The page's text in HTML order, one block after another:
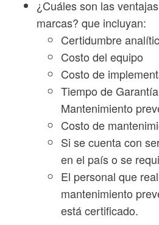
¿Cuáles son las
marcas? que incluyan:
Certidumbre
Costo del equipo
Costo de
Tiempo de
Mantenimiento
Costo de
Si se cuenta con
en el país o se
El personal que
mantenimiento
está certificado.